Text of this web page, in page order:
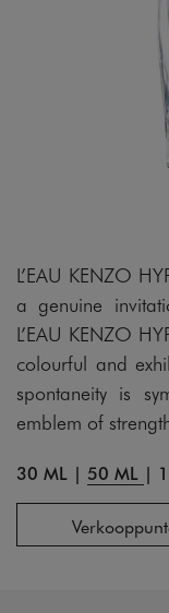
L’EAU KENZO
a genuine
L’EAU KENZO
colourful and
spontaneity is
emblem of
30 ML | 50 ML |